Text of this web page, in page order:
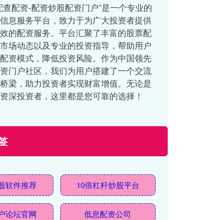
查配资-配资炒股配资门户”是一个专业的
息服务平台，致力于为广大投资者提供
的配资服务。平台汇聚了丰富的股票配
场动态以及专业的投资指导，帮助用户
资模式，降低投资风险。作为中国领先
门户社区，我们为用户搭建了一个交流
梁，助力投资者实现财富增值。无论是
深投资者，这里都是您可靠的选择！
软件推荐 10倍杠杆炒股平台
论坛官网 低息配资公司